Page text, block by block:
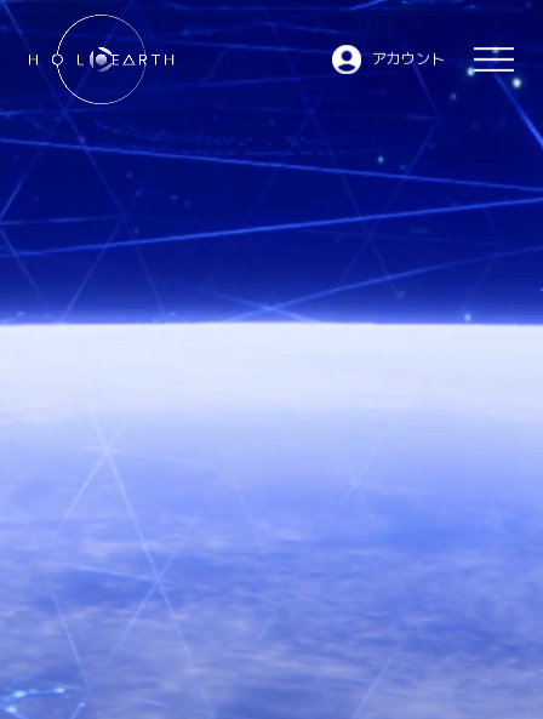
アカウント
ホロアースとは
データベース
- ムービー
- キャラクター
マーケットプレイス